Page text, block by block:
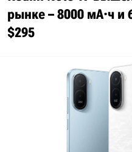
рынке – 8000 мА·ч и
$295